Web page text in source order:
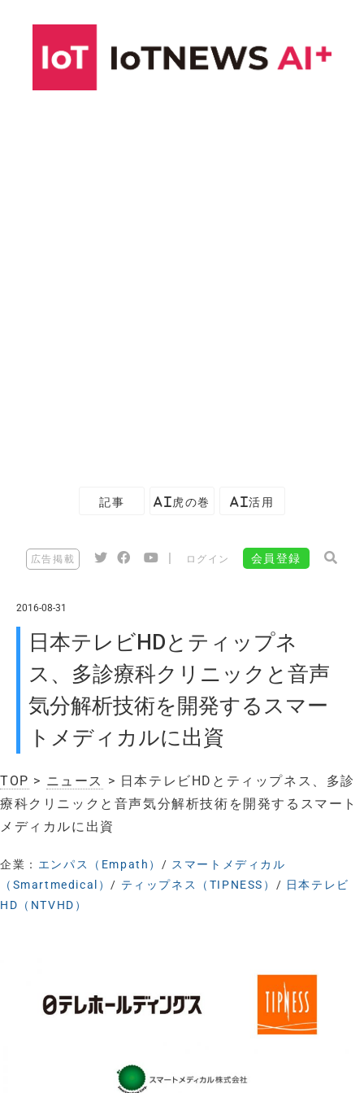
記事 AI虎の巻 AI活用
広告掲載 ログイン 会員登録
2016-08-31
日本テレビHDとティップネ
ス、多診療科クリニックと音声
気分解析技術を開発するスマー
トメディカルに出資
TOP > ニュース > 日本テレビHDとティップネス、多診
療科クリニックと音声気分解析技術を開発するスマート
メディカルに出資
企業： エンパス（Empath）/ スマートメディカル
（Smartmedical）/ ティップネス（TIPNESS） / 日本テレビ
HD（NTVHD）